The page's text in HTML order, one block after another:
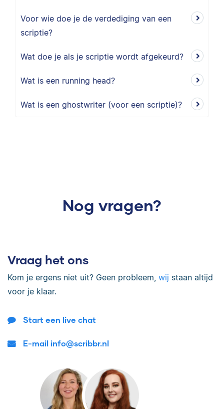
Voor wie doe je de verdediging van een
scriptie?
Wat doe je als je scriptie wordt afgekeurd?
Wat is een running head?
Wat is een ghostwriter (voor een scriptie)?
Nog vragen?
Vraag het ons
Kom je ergens niet uit? Geen probleem, wij staan altijd
voor je klaar.
Start een live chat
E-mail info@scribbr.nl